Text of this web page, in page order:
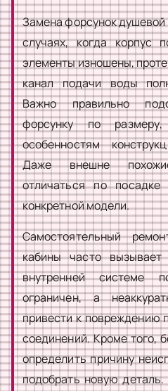
Замена форсунок душевой
случаях, когда корпус
элементы изношены,
канал подачи воды
Важно правильно
форсунку по
особенностям
Даже внешне
отличаться по
конкретной модели.
Самостоятельный
кабины часто
внутренней системе
ограничен, а
привести к повреждению
соединений. Кроме того,
определить причину
подобрать новую